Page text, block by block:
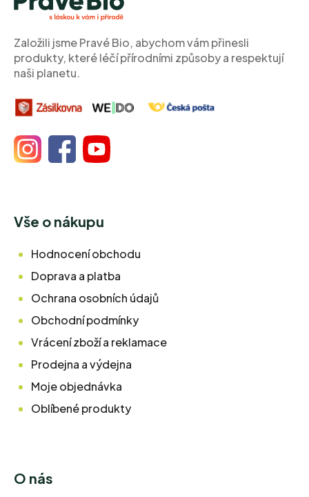
Založili jsme Pravé Bio, abychom vám přinesli
produkty, které léčí přírodními způsoby a respektují
naši planetu.
Vše o nákupu
Hodnocení obchodu
Doprava a platba
Ochrana osobních údajů
Obchodní podmínky
Vrácení zboží a reklamace
Prodejna a výdejna
Moje objednávka
Oblíbené produkty
O nás